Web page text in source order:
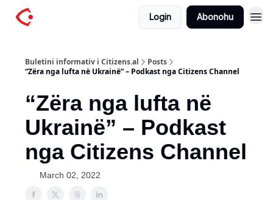
Login Abonohu
Buletini informativ i Citizens.al
Posts
“Zëra nga lufta në Ukrainë” – Podkast nga Citizens Channel
“Zëra nga lufta në
Ukrainë” – Podkast
nga Citizens Channel
March 02, 2022